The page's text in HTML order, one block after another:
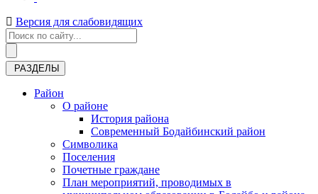
Версия для слабовидящих
РАЗДЕЛЫ
Район
О районе
История района
Современный Бодайбинский район
Символика
Поселения
Почетные граждане
План мероприятий, проводимых в